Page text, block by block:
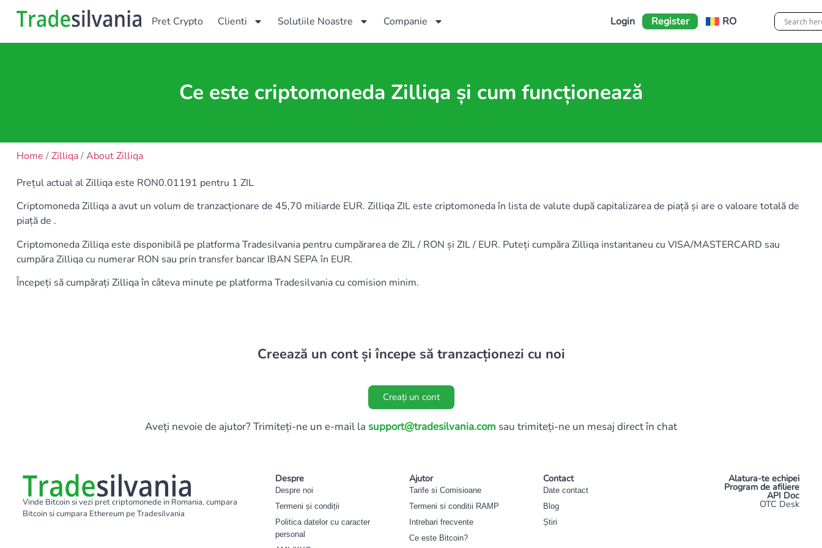
Pret Crypto Clienti Solutiile Noastre Companie Login Register RO
Ce este criptomoneda Zilliqa și cum funcționează
Home /Zilliqa/About Zilliqa
Prețul actual al Zilliqa este RON0.01191 pentru 1 ZIL
Criptomoneda Zilliqa a avut un volum de tranzacționare de 45,70 miliarde EUR. Zilliqa ZIL este criptomoneda în lista de valute după capitalizarea de piață și are o valoare totală de
piață de .
Criptomoneda Zilliqa este disponibilă pe platforma Tradesilvania pentru cumpărarea de ZIL / RON și ZIL / EUR. Puteți cumpăra Zilliqa instantaneu cu VISA/MASTERCARD sau
cumpăra Zilliqa cu numerar RON sau prin transfer bancar IBAN SEPA în EUR.
Începeți să cumpărați Zilliqa în câteva minute pe platforma Tradesilvania cu comision minim.
Creează un cont și începe să tranzacționezi cu noi
Creați un cont
Aveți nevoie de ajutor? Trimiteți-ne un e-mail la support@tradesilvania.com sau trimiteți-ne un mesaj direct în chat
Vinde Bitcoin si vezi pret criptomonede in Romania, cumpara
Bitcoin si cumpara Ethereum pe Tradesilvania
Despre
Despre noi
Termeni și condiții
Politica datelor cu caracter
personal
Ajutor
Tarife si Comisioane
Termeni si conditii RAMP
Intrebari frecvente
Ce este Bitcoin?
Contact
Date contact
Blog
Știri
Alatura-te echipei
Program de afiliere
API Doc
OTC Desk